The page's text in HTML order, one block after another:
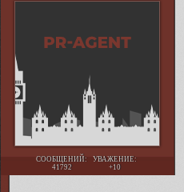
СООБЩЕНИЙ:
41792
УВАЖЕНИЕ:
+10